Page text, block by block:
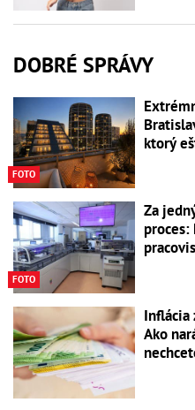
DOBRÉ SPRÁVY
FOTO
ktorý
FOTO
Za
proces:
Inflácia
Ako